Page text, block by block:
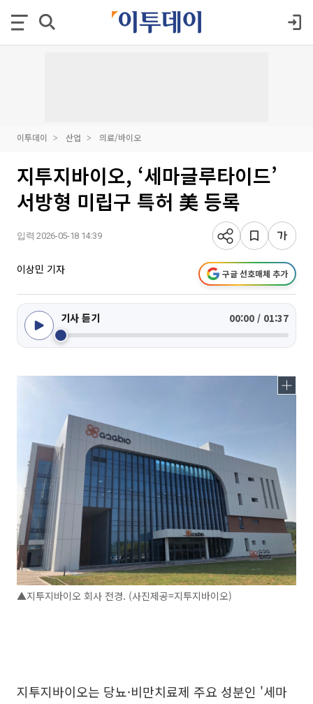
이투데이 산업 의료/바이오
지투지바이오, ‘세마글루타이드’
서방형 미립구 특허 美 등록
입력 2026-05-18 14:39
이상민 기자 구글 선호매체 추가
기사 듣기 00:00 / 01:37
▲지투지바이오 회사 전경. (사진제공=지투지바이오)
지투지바이오는 당뇨·비만치료제 주요 성분인 '세마